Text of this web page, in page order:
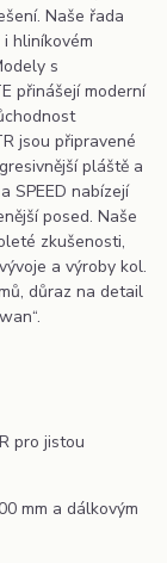
Naše řada
hliníkovém
s
přinášejí moderní
jsou připravené
pláště a
SPEED nabízejí
posed. Naše
zkušenosti,
a výroby kol.
důraz na detail
pro jistou
mm a dálkovým